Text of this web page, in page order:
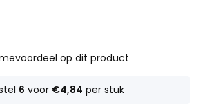
op dit product
6 voor €4,84 per stuk